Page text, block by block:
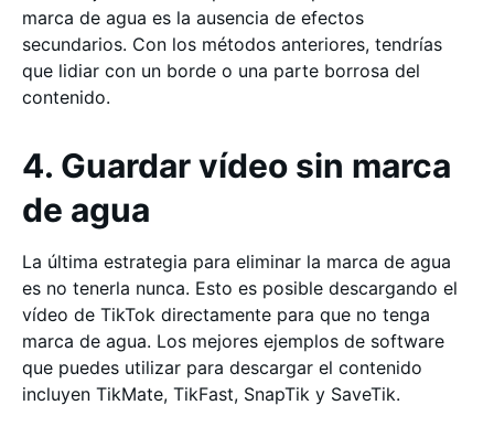
marca de agua es la ausencia de efectos
secundarios. Con los métodos anteriores, tendrías
que lidiar con un borde o una parte borrosa del
contenido.
4. Guardar vídeo sin marca
de agua
La última estrategia para eliminar la marca de agua
es no tenerla nunca. Esto es posible descargando el
vídeo de TikTok directamente para que no tenga
marca de agua. Los mejores ejemplos de software
que puedes utilizar para descargar el contenido
incluyen TikMate, TikFast, SnapTik y SaveTik.